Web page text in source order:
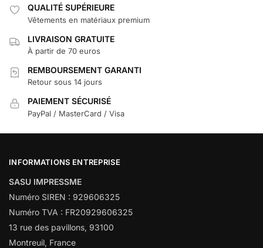
QUALITÉ SUPÉRIEURE
Vêtements en matériaux premium
LIVRAISON GRATUITE
À partir de 70 euros
REMBOURSEMENT GARANTI
Retour sous 14 jours
PAIEMENT SÉCURISÉ
PayPal / MasterCard / Visa
INFORMATIONS ENTREPRISE
SASU IMPRESSME
Numéro SIREN : 929606325
Numéro TVA : FR20929606325
13 rue des pavillons, 93100
Montreuil, France